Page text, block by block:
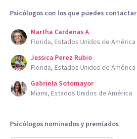
Psicólogos con los que puedes contactar
Martha Cardenas A
Florida, Estados Unidos de América
Jessica Perez Rubio
Florida, Estados Unidos de América
Gabriela Sotomayor
Miami, Estados Unidos de América
Psicólogos nominados y premiados